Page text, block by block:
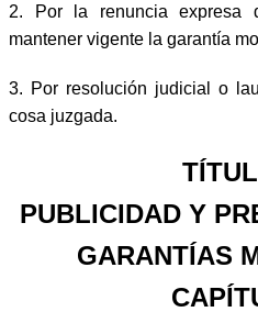
2. Por la renuncia expresa
mantener vigente la garantía
3. Por resolución judicial o
cosa juzgada.
PUBLICIDAD Y
GARANTÍAS